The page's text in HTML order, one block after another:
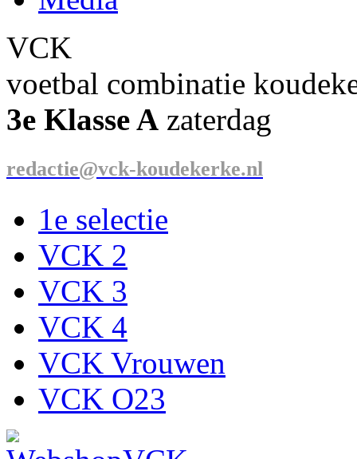
VCK
voetbal combinatie
3e Klasse A zaterdag
redactie@vck-koudekerke.nl
1e selectie
VCK 2
VCK 3
VCK 4
VCK Vrouwen
VCK O23